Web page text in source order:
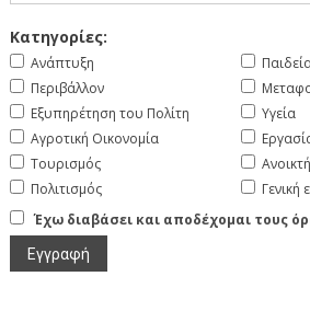
Κατηγορίες:
Ανάπτυξη
Περιβάλλον
Εξυπηρέτηση του Πολίτη
Αγροτική Οικονομία
Τουρισμός
Πολιτισμός
Υγεία
Γενική
Έχω διαβάσει και αποδέχομαι τους